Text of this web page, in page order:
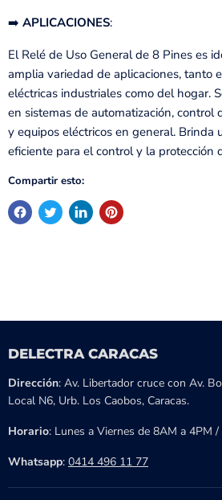
➡️ APLICACIONES:
El Relé de Uso General de 8 Pines es
amplia variedad de aplicaciones, tanto
eléctricas industriales como del hogar.
en sistemas de automatización, control
y equipos eléctricos en general. Brinda
eficiente para el control y la protección
Compartir esto:
DELECTRA CARACAS
Dirección: Av. Libertador cruce con Av.
Local N6, Urb. Los Caobos, Caracas.
Horario: Lunes a Viernes de 8AM a 4PM
Whatsapp: 0414 496 11 77